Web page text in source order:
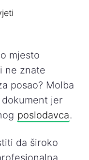
mjesto
ne znate
posao? Molba
jer
poslodavca.
da široko